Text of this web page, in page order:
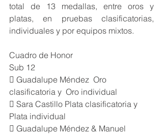
total de 13 medallas, entre oros y
platas, en pruebas clasificatorias,
individuales y por equipos mixtos.
Cuadro de Honor
Sub 12
 Guadalupe Méndez  Oro
clasificatoria y  Oro individual
 Sara Castillo Plata clasificatoria y
Plata individual
 Guadalupe Méndez & Manuel